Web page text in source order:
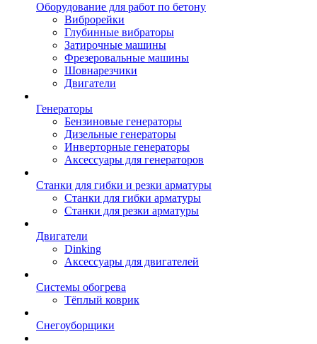
Оборудование для работ по бетону
Виброрейки
Глубинные вибраторы
Затирочные машины
Фрезеровальные машины
Шовнарезчики
Двигатели
Генераторы
Бензиновые генераторы
Дизельные генераторы
Инверторные генераторы
Аксессуары для генераторов
Станки для гибки и резки арматуры
Станки для гибки арматуры
Станки для резки арматуры
Двигатели
Dinking
Аксессуары для двигателей
Системы обогрева
Тёплый коврик
Снегоуборщики